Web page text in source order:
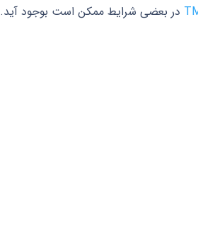
در بعضی شرایط ممکن است بوجود آید.